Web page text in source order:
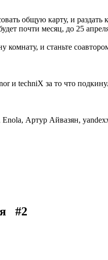
общую карту, и
почти месяц, до 25
комнату, и станьте
и techniX за то что
Артур Айвазян,
#2